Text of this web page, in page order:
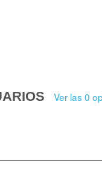
Ver las 0